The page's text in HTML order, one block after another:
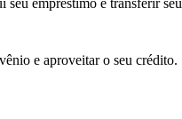
empréstimo e transferir
e aproveitar o seu crédito.